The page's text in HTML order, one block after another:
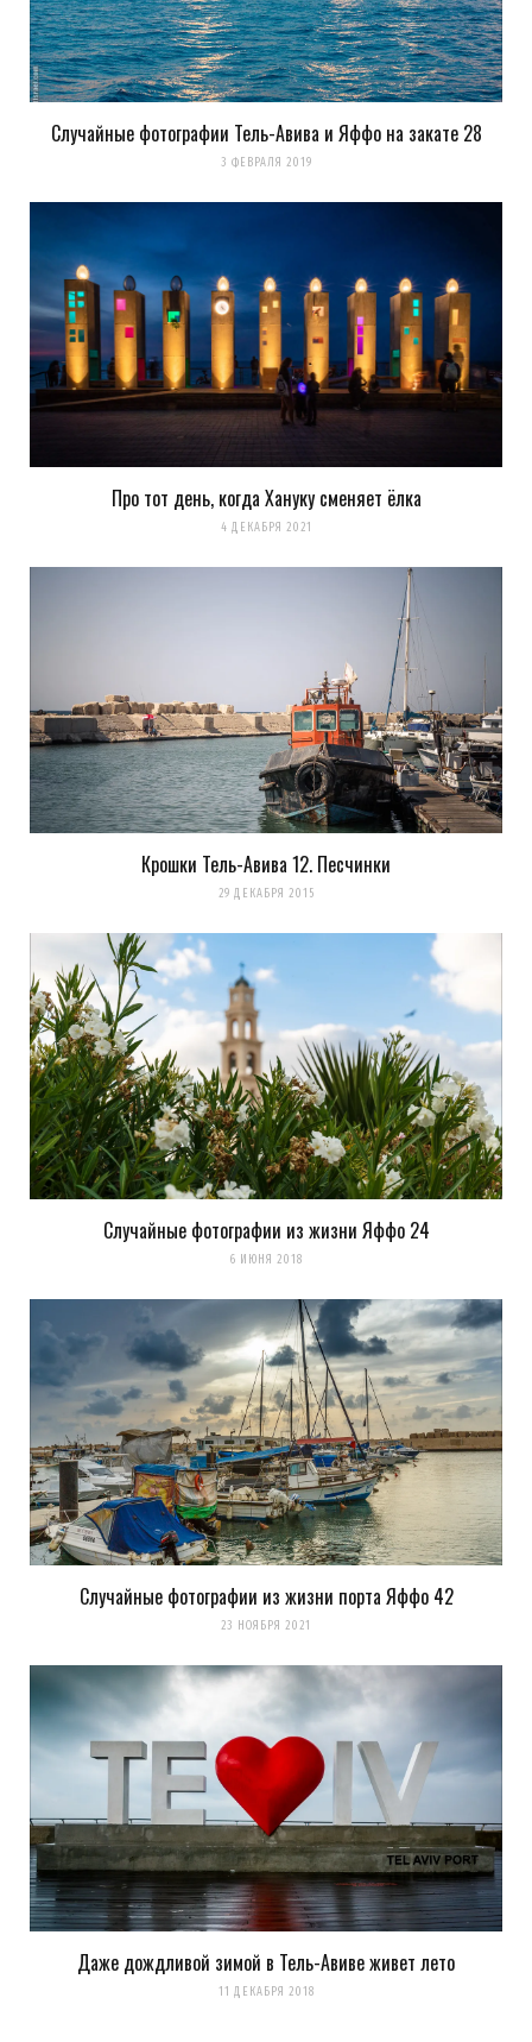
Сохранить моё имя, email и адрес сайта в этом браузере для
Уведомлять меня о новых записях почтой.
Оповещать о новых
комментариях. А можно простоподписаться на комментарии
Случайные фотографии Тель-Авива и Яффо на закате 28
3 ФЕВРАЛЯ 2019
Про тот день, когда Хануку сменяет ёлка
4 ДЕКАБРЯ 2021
Крошки Тель-Авива 12. Песчинки
29 ДЕКАБРЯ 2015
Случайные фотографии из жизни Яффо 24
6 ИЮНЯ 2018
Случайные фотографии из жизни порта Яффо 42
23 НОЯБРЯ 2021
Даже дождливой зимой в Тель-Авиве живет лето
11 ДЕКАБРЯ 2018